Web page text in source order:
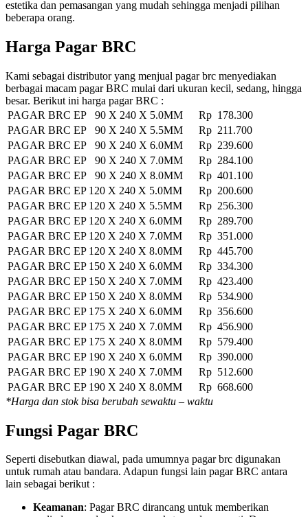
estetika dan pemasangan yang mudah sehingga menjadi pilihan
beberapa orang.
Harga Pagar BRC
Kami sebagai distributor yang menjual pagar brc menyediakan
berbagai macam pagar BRC mulai dari ukuran kecil, sedang, hingga
besar. Berikut ini harga pagar BRC :
PAGAR BRC EP 90 X 240 X 5.0MM
Rp 178.300
PAGAR BRC EP 90 X 240 X 5.5MM
Rp 211.700
PAGAR BRC EP 90 X 240 X 6.0MM
Rp 239.600
PAGAR BRC EP 90 X 240 X 7.0MM
Rp 284.100
PAGAR BRC EP 90 X 240 X 8.0MM
Rp 401.100
PAGAR BRC EP 120 X 240 X 5.0MM
Rp 200.600
PAGAR BRC EP 120 X 240 X 5.5MM
Rp 256.300
PAGAR BRC EP 120 X 240 X 6.0MM
Rp 289.700
PAGAR BRC EP 120 X 240 X 7.0MM
Rp 351.000
PAGAR BRC EP 120 X 240 X 8.0MM
Rp 445.700
PAGAR BRC EP 150 X 240 X 6.0MM
Rp 334.300
PAGAR BRC EP 150 X 240 X 7.0MM
Rp 423.400
PAGAR BRC EP 150 X 240 X 8.0MM
Rp 534.900
PAGAR BRC EP 175 X 240 X 6.0MM
Rp 356.600
PAGAR BRC EP 175 X 240 X 7.0MM
Rp 456.900
PAGAR BRC EP 175 X 240 X 8.0MM
Rp 579.400
PAGAR BRC EP 190 X 240 X 6.0MM
Rp 390.000
PAGAR BRC EP 190 X 240 X 7.0MM
Rp 512.600
PAGAR BRC EP 190 X 240 X 8.0MM
Rp 668.600
*Harga dan stok bisa berubah sewaktu – waktu
Fungsi Pagar BRC
Seperti disebutkan diawal, pada umumnya pagar brc digunakan
untuk rumah atau bandara. Adapun fungsi lain pagar BRC antara
lain sebagai berikut :
Keamanan: Pagar BRC dirancang untuk memberikan